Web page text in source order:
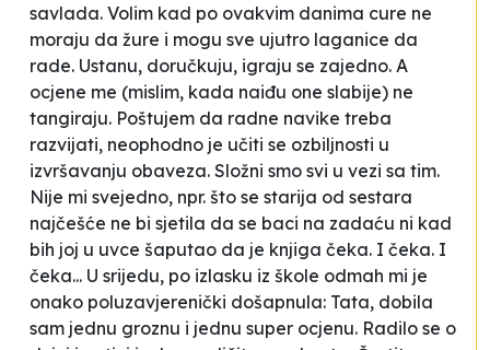
savlada. Volim kad po ovakvim danima cure ne
moraju da žure i mogu sve ujutro laganice da
rade. Ustanu, doručkuju, igraju se zajedno. A
ocjene me (mislim, kada naiđu one slabije) ne
tangiraju. Poštujem da radne navike treba
razvijati, neophodno je učiti se ozbiljnosti u
izvršavanju obaveza. Složni smo svi u vezi sa tim.
Nije mi svejedno, npr. što se starija od sestara
najčešće ne bi sjetila da se baci na zadaću ni kad
bih joj u uvce šaputao da je knjiga čeka. I čeka. I
čeka... U srijedu, po izlasku iz škole odmah mi je
onako poluzavjerenički došapnula: Tata, dobila
sam jednu groznu i jednu super ocjenu. Radilo se o